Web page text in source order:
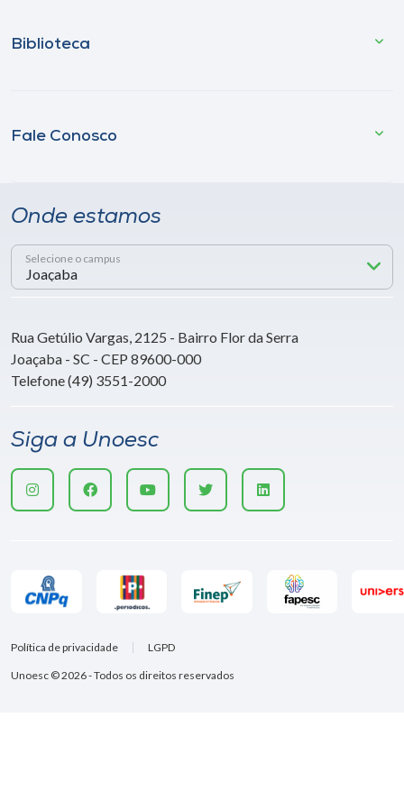
Biblioteca
Fale Conosco
Onde estamos
Selecione o campus
Rua Getúlio Vargas, 2125 - Bairro Flor da Serra
Joaçaba - SC - CEP 89600-000
Telefone (49) 3551-2000
Siga a Unoesc
Unoesc © 2026 - Todos os direitos reservados
Política de privacidade LGPD